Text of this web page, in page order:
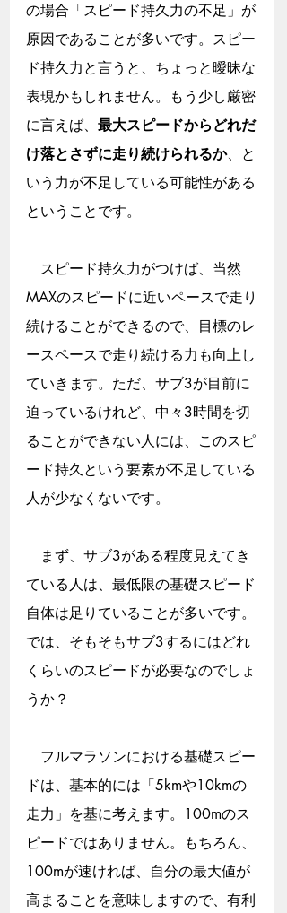
の場合「スピード持久力の不足」が
原因であることが多いです。スピー
ド持久力と言うと、ちょっと曖昧な
表現かもしれません。もう少し厳密
に言えば、 最大スピードからどれだ
け落とさずに走り続けられるか、と
いう力が不足している可能性がある
ということです。
スピード持久力がつけば、当然
MAXのスピードに近いペースで走り
続けることができるので、目標のレ
ースペースで走り続ける力も向上し
ていきます。ただ、サブ3が目前に
迫っているけれど、中々3時間を切
ることができない人には、このスピ
ード持久という要素が不足している
人が少なくないです。
まず、サブ3がある程度見えてき
ている人は、最低限の基礎スピード
自体は足りていることが多いです。
では、そもそもサブ3するにはどれ
くらいのスピードが必要なのでしょ
うか？
フルマラソンにおける基礎スピー
ドは、基本的には「5kmや10kmの
走力」を基に考えます。100mのス
ピードではありません。もちろん、
100mが速ければ、自分の最大値が
高まることを意味しますので、有利